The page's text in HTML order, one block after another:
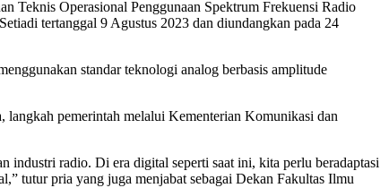
Teknis Operasional Penggunaan Spektrum Frekuensi Radio
tertanggal 9 Agustus 2023 dan diundangkan pada 24
standar teknologi analog berbasis amplitude
langkah pemerintah melalui Kementerian Komunikasi dan
industri radio. Di era digital seperti saat ini, kita perlu beradaptasi
tutur pria yang juga menjabat sebagai Dekan Fakultas Ilmu